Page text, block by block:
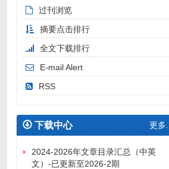
过刊浏览
摘要点击排行
全文下载排行
E-mail Alert
RSS
下载中心 更多...
2024-2026年文章目录汇总（中英
文）-已更新至2026-2期